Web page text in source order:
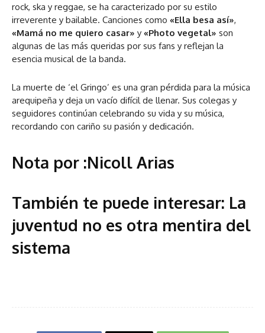
rock, ska y reggae, se ha caracterizado por su estilo
irreverente y bailable. Canciones como «Ella besa así»,
«Mamá no me quiero casar» y «Photo vegetal» son
algunas de las más queridas por sus fans y reflejan la
esencia musical de la banda​.
La muerte de ‘el Gringo’ es una gran pérdida para la música
arequipeña y deja un vacío difícil de llenar. Sus colegas y
seguidores continúan celebrando su vida y su música,
recordando con cariño su pasión y dedicación.
Nota por :Nicoll Arias
También te puede interesar: La
juventud no es otra mentira del
sistema